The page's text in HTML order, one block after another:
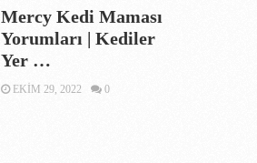
Mercy Kedi Maması
Yorumları | Kediler
Yer …
EKIM 29, 2022 0